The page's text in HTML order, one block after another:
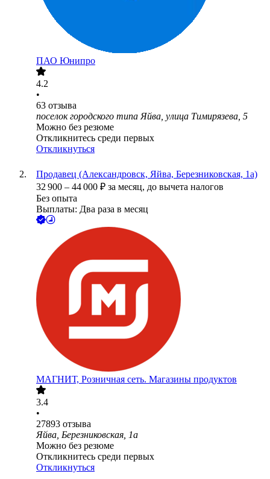
ПАО Юнипро
4.2
•
63 отзыва
поселок городского типа Яйва, улица Тимирязева, 5
Можно без резюме
Откликнитесь среди первых
Откликнуться
Продавец (Александровск, Яйва, Березниковская, 1а)
32 900 – 44 000 ₽ за месяц, до вычета налогов
Без опыта
Выплаты: Два раза в месяц
МАГНИТ, Розничная сеть. Магазины продуктов
3.4
•
27893 отзыва
Яйва, Березниковская, 1а
Можно без резюме
Откликнитесь среди первых
Откликнуться